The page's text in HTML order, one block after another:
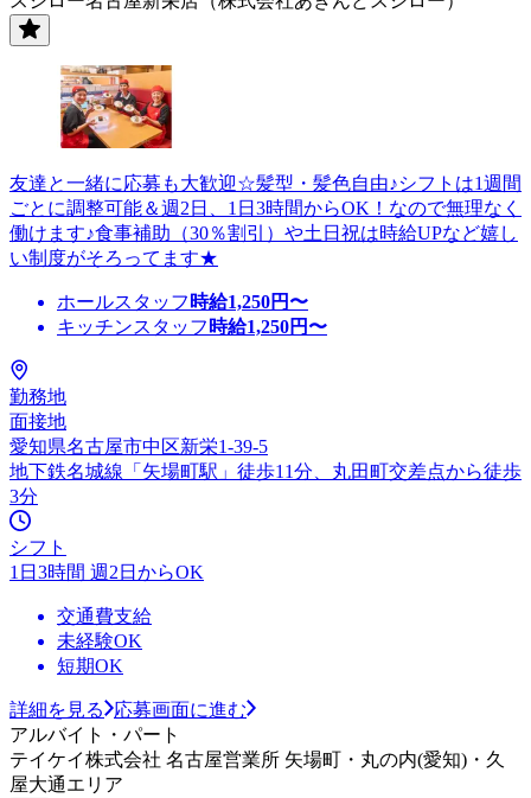
友達と一緒に応募も大歓迎☆髪型・髪色自由♪シフトは1週間
ごとに調整可能＆週2日、1日3時間からOK！なので無理なく
働けます♪食事補助（30％割引）や土日祝は時給UPなど嬉し
い制度がそろってます★
ホールスタッフ 時給1,250円〜
キッチンスタッフ 時給1,250円〜
勤務地
面接地
愛知県名古屋市中区新栄1-39-5
地下鉄名城線「矢場町駅」徒歩11分、丸田町交差点から徒歩
3分
シフト
1日3時間 週2日からOK
交通費支給
未経験OK
短期OK
詳細を見る
応募画面に進む
アルバイト・パート
テイケイ株式会社 名古屋営業所 矢場町・丸の内(愛知)・久
屋大通エリア